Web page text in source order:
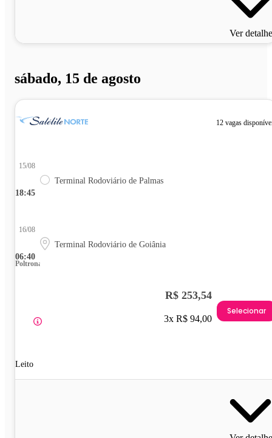
Ver
sábado, 15 de agosto
12 vagas
18:45
15/08
Terminal Rodoviário de Palmas
06:40
16/08
Terminal Rodoviário de Goiânia
Poltrona
Leito
R$ 253,54
3x R$ 94,00
Selecionar